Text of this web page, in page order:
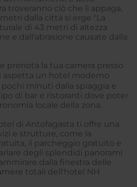
troveranno ciò che li appaga,
dalla città si erge "La
di 43 metri di altezza
e dall'abrasione causate dalla
prenota la tua camera presso
aspetta un hotel moderno
pochi minuti dalla spiaggia e
di bar e ristoranti dove poter
locale della zona.
di Antofagasta ti offre una
e strutture, come la
il parcheggio gratuito e
degli splendidi panorami
dalla finestra delle
totali dell'hotel NH